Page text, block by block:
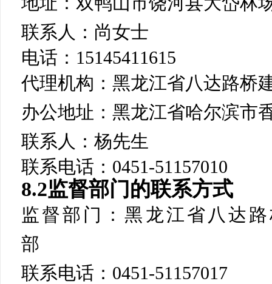
联系人：尚女士
电话： 15145411615
代理机构：黑龙江省八达路桥
办公地址：黑龙江省哈尔滨市
联系人：杨先生
联系电话： 0451-51157010
8.2监督部门的联系方式
监督部门：黑龙江省八达
部
联系电话： 0451-5115701 7